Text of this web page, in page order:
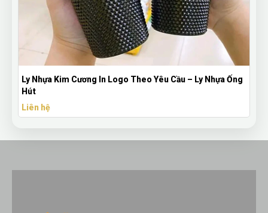
Ly Nhựa Kim Cương In Logo Theo Yêu Cầu – Ly Nhựa Ống
Hút
Liên hệ